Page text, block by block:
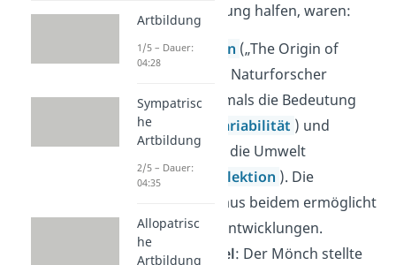
bei seiner Aufklärung halfen, waren:
Charles Darwin („The Origin of
: Der Naturforscher
erkannte erstmals die Bedeutung
der Vielfalt (
Variabilität ) und
Auslese durch die Umwelt
(natürliche Selektion ). Die
Kombination aus beidem ermöglicht
evolutionäre Entwicklungen.
Gregor Mendel: Der Mönch stellte
Artbildung
1/5 – Dauer:
04:28
Sympatrisc
he
Artbildung
2/5 – Dauer:
04:35
Allopatrisc
he
Artbildung